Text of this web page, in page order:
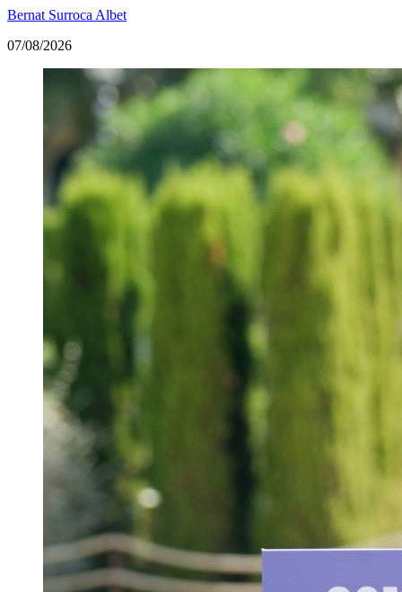
Bernat Surroca Albet
07/08/2026